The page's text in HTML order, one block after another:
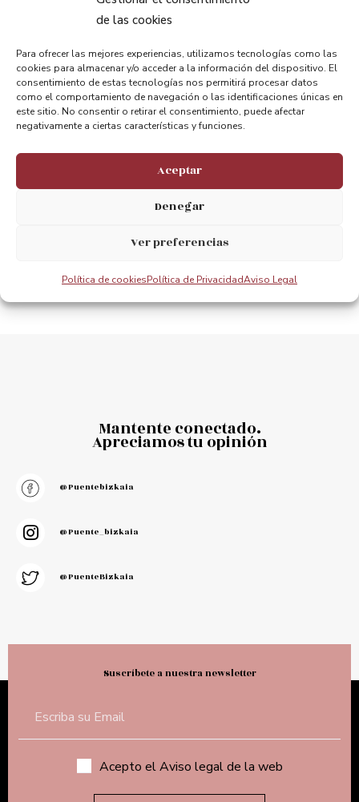
de las cookies
Para ofrecer las mejores experiencias, utilizamos tecnologías como las
cookies para almacenar y/o acceder a la información del dispositivo. El
consentimiento de estas tecnologías nos permitirá procesar datos
como el comportamiento de navegación o las identificaciones únicas en
este sitio. No consentir o retirar el consentimiento, puede afectar
negativamente a ciertas características y funciones.
Aceptar
Denegar
Ver preferencias
Política de cookiesPolítica de PrivacidadAviso Legal
Panoramic Gateway´s new schedule Bizkaia Zubiak pasarela dauzkan azalpen-panelak braillera egokitu ditu
Mantente conectado.
Apreciamos tu opinión
@puentebizkaia
@puente_bizkaia
@PuenteBizkaia
Suscríbete a nuestra newsletter
Acepto el Aviso legal de la web